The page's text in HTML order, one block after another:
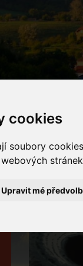
cookies
soubory
Upravit mé